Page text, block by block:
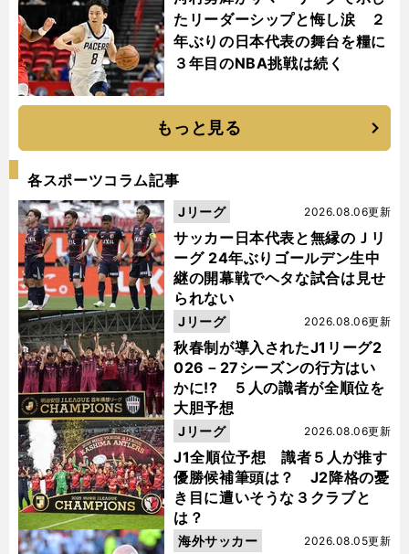
たリーダーシップと悔し涙 ２
年ぶりの日本代表の舞台を糧に
３年目のNBA挑戦は続く
もっと見る
各スポーツコラム記事
サッカー日本代表と無縁のＪリ
ーグ 24年ぶりゴールデン生中
継の開幕戦でヘタな試合は見せ
られない
2026.08.06更新
Jリーグ
秋春制が導入されたJ1リーグ2
026－27シーズンの行方はい
かに!? ５人の識者が全順位を
大胆予想
2026.08.06更新
Jリーグ
J1全順位予想 識者５人が推す
優勝候補筆頭は？ J2降格の憂
き目に遭いそうな３クラブと
は？
2026.08.06更新
Jリーグ
2026.08.05更新
海外サッカー